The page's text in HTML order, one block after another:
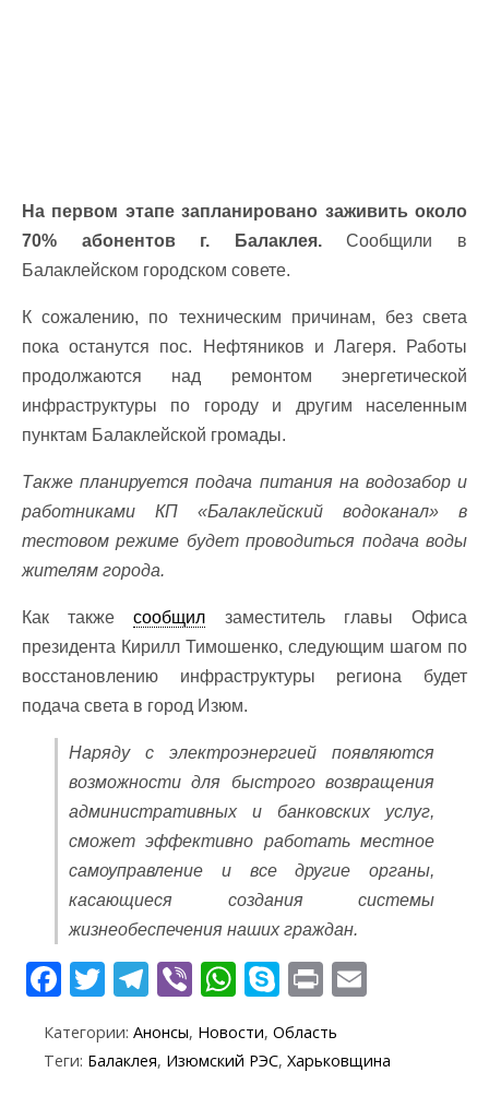
На первом этапе запланировано заживить около
70% абонентов г. Балаклея.Сообщили в
Балаклейском городском совете.
К сожалению, по техническим причинам, без света
пока останутся пос. Нефтяников и Лагеря. Работы
продолжаются над ремонтом энергетической
инфраструктуры по городу и другим населенным
пунктам Балаклейской громады.
Также планируется подача питания на водозабор и
работниками КП «Балаклейский водоканал» в
тестовом режиме будет проводиться подача воды
жителям города.
Как такжесообщил заместитель главы Офиса
президента Кирилл Тимошенко, следующим шагом по
восстановлению инфраструктуры региона будет
подача света в город Изюм.
Наряду с электроэнергией появляются
возможности для быстрого возвращения
административных и банковских услуг,
сможет эффективно работать местное
самоуправление и все другие органы,
касающиеся создания системы
жизнеобеспечения наших граждан.
F
e
T
itt
T
e
gr
Vi
er
W
at
S
k
y
p
Pr
t ai
Категории: Анонсы, Новости, Область
Теги: Балаклея, Изюмский РЭС, Харьковщина